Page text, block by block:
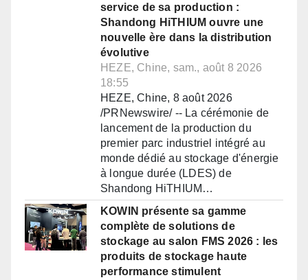
service de sa production :
Shandong HiTHIUM ouvre une
nouvelle ère dans la distribution
évolutive
HEZE, Chine, sam., août 8 2026
18:55
HEZE, Chine, 8 août 2026
/PRNewswire/ -- La cérémonie de
lancement de la production du
premier parc industriel intégré au
monde dédié au stockage d'énergie
à longue durée (LDES) de
Shandong HiTHIUM…
KOWIN présente sa gamme
complète de solutions de
stockage au salon FMS 2026 : les
produits de stockage haute
performance stimulent